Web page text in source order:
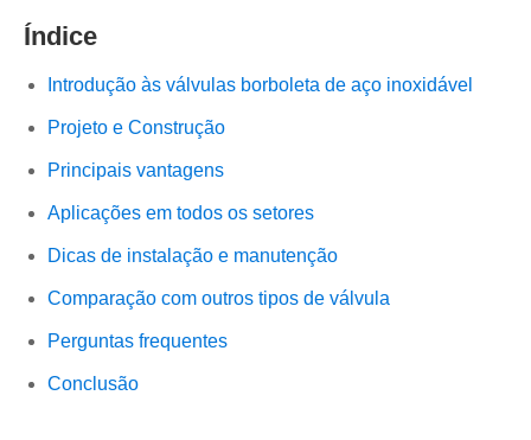
Índice
Introdução às válvulas borboleta de aço inoxidável
Projeto e Construção
Principais vantagens
Aplicações em todos os setores
Dicas de instalação e manutenção
Comparação com outros tipos de válvula
Perguntas frequentes
Conclusão